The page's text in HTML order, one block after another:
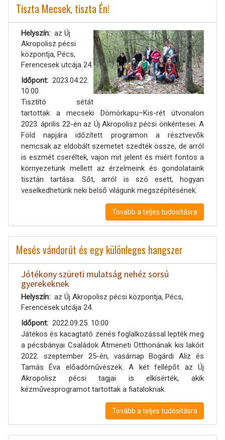
Tiszta Mecsek, tiszta Én!
Helyszín
az Új
Akropolisz pécsi
központja, Pécs,
Ferencesek utcája 24.
Időpont
2023.04.22.
10:00
Tisztító sétát
tartottak a mecseki Dömörkapu–Kis-rét útvonalon
2023. április 22-én az Új Akropolisz pécsi önkéntesei. A
Föld napjára időzített programon a résztvevők
nemcsak az eldobált szemetet szedték össze, de arról
is eszmét cseréltek, vajon mit jelent és miért fontos a
környezetünk mellett az érzelmeink és gondolataink
tisztán tartása. Sőt, arról is szó esett, hogyan
veselkedhetünk neki belső világunk megszépítésének.
Tovább a teljes tudósításra
Mesés vándorút és egy különleges hangszer
Jótékony szüreti mulatság nehéz sorsú
gyerekeknek
Helyszín
az Új Akropolisz pécsi központja, Pécs,
Ferencesek utcája 24.
Időpont
2022.09.25. 10:00
Játékos és kacagtató zenés foglalkozással lepték meg
a pécsbányai Családok Átmeneti Otthonának kis lakóit
2022. szeptember 25-én, vasárnap Bogárdi Aliz és
Tamás Éva előadóművészek. A két fellépőt az Új
Akropolisz pécsi tagjai is elkísérték, akik
kézművesprogramot tartottak a fiataloknak.
Tovább a teljes tudósításra